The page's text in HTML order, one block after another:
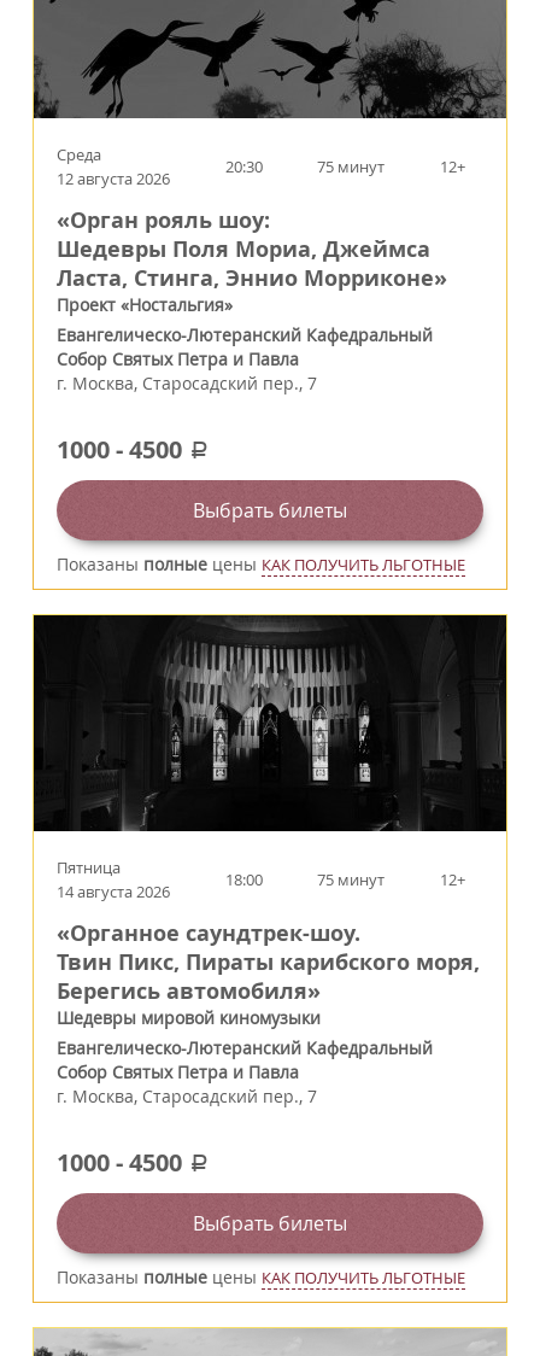
Среда
12 августа 2026
20:30 75 минут 12+
«Орган рояль шоу:
Шедевры Поля Мориа, Джеймса
Ласта, Стинга, Эннио Морриконе»
Проект «Ностальгия»
Евангелическо-Лютеранский Кафедральный
Собор Святых Петра и Павла
г. Москва, Старосадский пер., 7
1000-4500 a
Выбрать билеты
Показаны полные цены КАК ПОЛУЧИТЬ ЛЬГОТНЫЕ
Пятница
14 августа 2026
18:00 75 минут 12+
«Органное саундтрек-шоу.
Твин Пикс, Пираты карибского моря,
Берегись автомобиля»
Шедевры мировой киномузыки
Евангелическо-Лютеранский Кафедральный
Собор Святых Петра и Павла
г. Москва, Старосадский пер., 7
1000-4500 a
Выбрать билеты
Показаны полные цены КАК ПОЛУЧИТЬ ЛЬГОТНЫЕ